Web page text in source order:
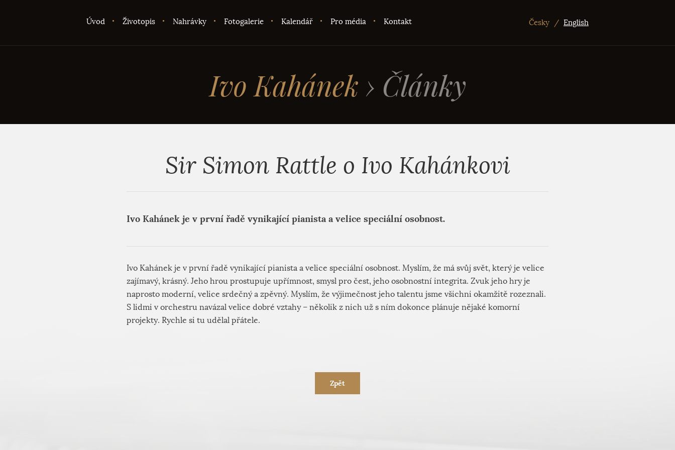
Úvod Životopis Nahrávky Fotogalerie Kalendář Pro média Kontakt Česky / English
Ivo Kahánek › Články
Sir Simon Rattle o Ivo Kahánkovi
Ivo Kahánek je v první řadě vynikající pianista a velice speciální osobnost.
Ivo Kahánek je v první řadě vynikající pianista a velice speciální osobnost. Myslím, že má svůj svět, který je velice
zajímavý, krásný. Jeho hrou prostupuje upřímnost, smysl pro čest, jeho osobnostní integrita. Zvuk jeho hry je
naprosto moderní, velice srdečný a zpěvný. Myslím, že výjimečnost jeho talentu jsme všichni okamžitě rozeznali.
S lidmi v orchestru navázal velice dobré vztahy – několik z nich už s ním dokonce plánuje nějaké komorní
projekty. Rychle si tu udělal přátele.
Zpět